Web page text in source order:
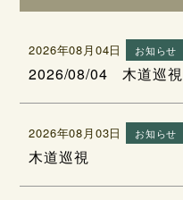
2026年08月04日 お知らせ
2026/08/04 木道巡視
2026年08月03日 お知らせ
木道巡視